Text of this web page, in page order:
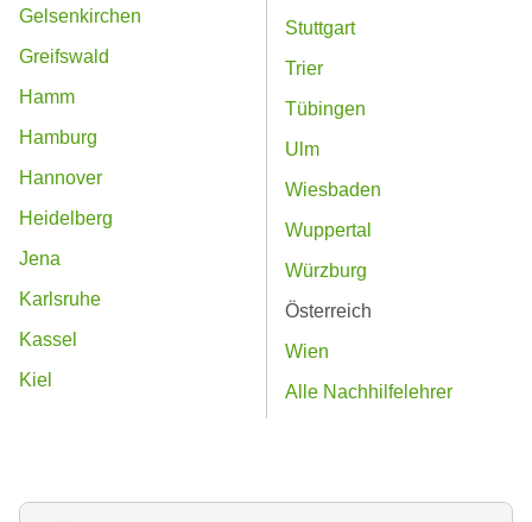
Gelsenkirchen
Greifswald
Hamm
Hamburg
Hannover
Heidelberg
Jena
Karlsruhe
Kassel
Kiel
Stuttgart
Trier
Tübingen
Ulm
Wiesbaden
Wuppertal
Würzburg
Österreich
Wien
Alle Nachhilfelehrer